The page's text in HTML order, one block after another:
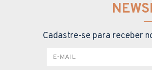
Cadastre-se para receber